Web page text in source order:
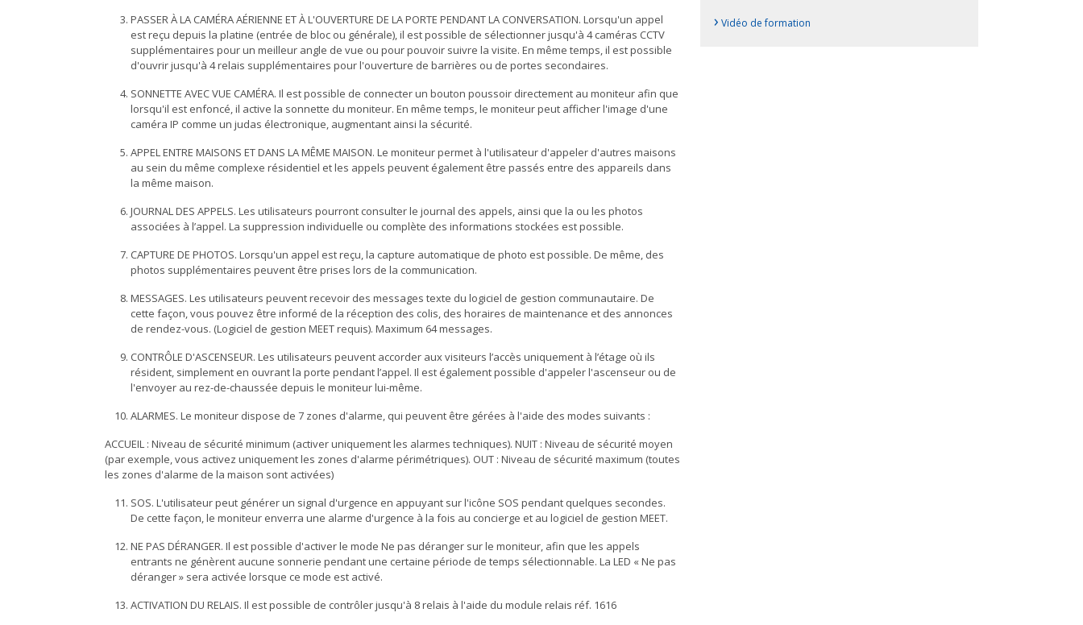
PASSER À LA CAMÉRA AÉRIENNE ET À L'OUVERTURE DE LA PORTE PENDANT LA CONVERSATION. Lorsqu'un appel
est reçu depuis la platine (entrée de bloc ou générale), il est possible de sélectionner jusqu'à 4 caméras CCTV
supplémentaires pour un meilleur angle de vue ou pour pouvoir suivre la visite. En même temps, il est possible
d'ouvrir jusqu'à 4 relais supplémentaires pour l'ouverture de barrières ou de portes secondaires.
SONNETTE AVEC VUE CAMÉRA. Il est possible de connecter un bouton poussoir directement au moniteur afin que
lorsqu'il est enfoncé, il active la sonnette du moniteur. En même temps, le moniteur peut afficher l'image d'une
caméra IP comme un judas électronique, augmentant ainsi la sécurité.
APPEL ENTRE MAISONS ET DANS LA MÊME MAISON. Le moniteur permet à l'utilisateur d'appeler d'autres maisons
au sein du même complexe résidentiel et les appels peuvent également être passés entre des appareils dans
la même maison.
JOURNAL DES APPELS. Les utilisateurs pourront consulter le journal des appels, ainsi que la ou les photos
associées à l’appel. La suppression individuelle ou complète des informations stockées est possible.
CAPTURE DE PHOTOS. Lorsqu'un appel est reçu, la capture automatique de photo est possible. De même, des
photos supplémentaires peuvent être prises lors de la communication.
MESSAGES. Les utilisateurs peuvent recevoir des messages texte du logiciel de gestion communautaire. De
cette façon, vous pouvez être informé de la réception des colis, des horaires de maintenance et des annonces
de rendez-vous. (Logiciel de gestion MEET requis). Maximum 64 messages.
CONTRÔLE D'ASCENSEUR. Les utilisateurs peuvent accorder aux visiteurs l’accès uniquement à l’étage où ils
résident, simplement en ouvrant la porte pendant l’appel. Il est également possible d'appeler l'ascenseur ou de
l'envoyer au rez-de-chaussée depuis le moniteur lui-même.
ALARMES. Le moniteur dispose de 7 zones d'alarme, qui peuvent être gérées à l'aide des modes suivants :
ACCUEIL : Niveau de sécurité minimum (activer uniquement les alarmes techniques). NUIT : Niveau de sécurité moyen
(par exemple, vous activez uniquement les zones d'alarme périmétriques). OUT : Niveau de sécurité maximum (toutes
les zones d'alarme de la maison sont activées)
SOS. L'utilisateur peut générer un signal d'urgence en appuyant sur l'icône SOS pendant quelques secondes.
De cette façon, le moniteur enverra une alarme d'urgence à la fois au concierge et au logiciel de gestion MEET.
NE PAS DÉRANGER. Il est possible d'activer le mode Ne pas déranger sur le moniteur, afin que les appels
entrants ne génèrent aucune sonnerie pendant une certaine période de temps sélectionnable. La LED « Ne pas
déranger » sera activée lorsque ce mode est activé.
ACTIVATION DU RELAIS. Il est possible de contrôler jusqu'à 8 relais à l'aide du module relais réf. 1616
› Vidéo de formation